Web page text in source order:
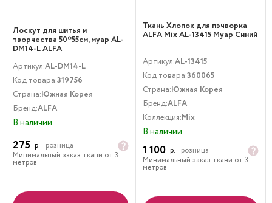
Лоскут для шитья и
творчества 50*55см, муар AL-
DM14-L ALFA
Артикул:AL-DM14-L
Код товара:319756
Страна:Южная Корея
Бренд:ALFA
В наличии
275 р.
розница
Минимальный заказ ткани от 3
метров
Ткань Хлопок для пэчворка
ALFA Mix AL-13415 Муар Синий
Артикул:AL-13415
Код товара:360065
Страна:Южная Корея
Бренд:ALFA
Коллекция:Mix
В наличии
1 100 р.
розница
Минимальный заказ ткани от 3
метров